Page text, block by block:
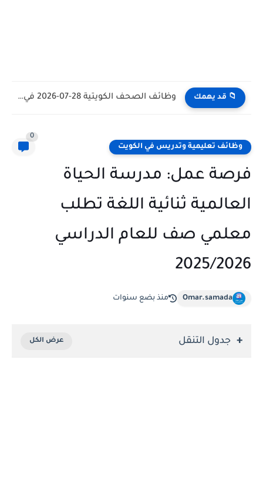
📁 قد يهمك وظائف الكويت اليوم بتاريخ 28-07-2026 للأجانب والمواطنين في مختلف التخصصات
وظائف تعليمية وتدريس في الكويت
0
فرصة عمل: مدرسة الحياة
العالمية ثنائية اللغة تطلب
معلمي صف للعام الدراسي
2025/2026
Omar.samada منذ بضع سنوات
جدول التنقل